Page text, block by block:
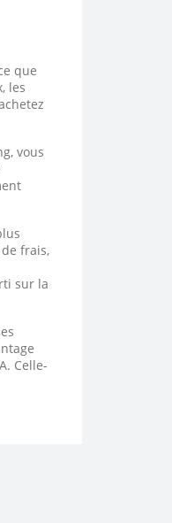
que
les
vous
frais,
sur la
Celle-